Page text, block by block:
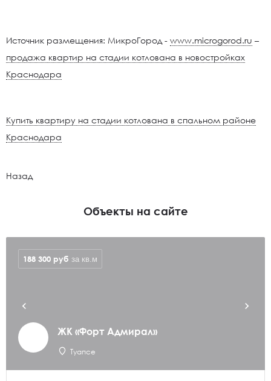
Источник размещения: МикроГород - www.microgorod.ru –
продажа квартир на стадии котлована в новостройках
Краснодара
Купить квартиру на стадии котлована в спальном районе
Краснодара
Назад
Объекты на сайте
ЖК «Форт Адмирал»
Туапсе
188 300 руб за кв.м